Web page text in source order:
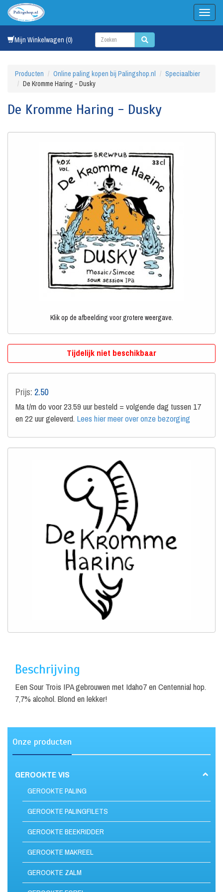
Mijn Winkelwagen (0)
Producten Online paling kopen bij Palingshop.nl
Speciaalbier
De Kromme Haring - Dusky
De Kromme Haring - Dusky
Klik op de afbeelding voor grotere weergave.
Tijdelijk niet beschikbaar
Prijs: 2.50
Ma t/m do voor 23.59 uur besteld = volgende dag tussen 17
en 22 uur geleverd. Lees hier meer over onze bezorging
Beschrijving
Een Sour Trois IPA gebrouwen met Idaho7 en Centennial hop.
7,7% alcohol. Blond en lekker!
Onze producten
GEROOKTE VIS
GEROOKTE PALING
GEROOKTE PALINGFILETS
GEROOKTE BEEKRIDDER
GEROOKTE MAKREEL
GEROOKTE ZALM